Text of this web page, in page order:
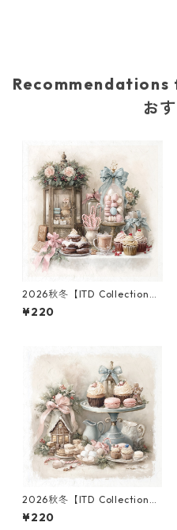
Recommendations
お
2026秋冬【ITD Collection】
ミニサイズ ライスペーパー RS
M3016 デコパージュ
¥220
2026秋冬【ITD Collection】
ミニサイズ ライスペーパー RS
M3013 デコパージュ
¥220